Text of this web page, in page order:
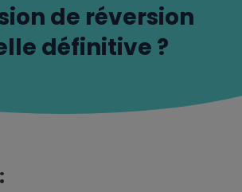
de réversion
définitive ?